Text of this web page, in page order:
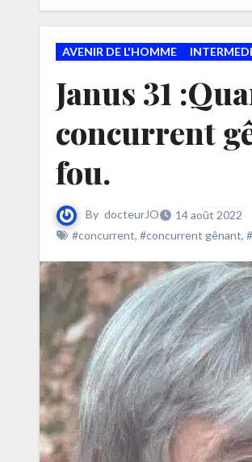
AVENIR DE L'HOMME
Janus 31
concurrent
fou.
By docteurJO
14 août 2022
#concurrent, #concurrent gênant,